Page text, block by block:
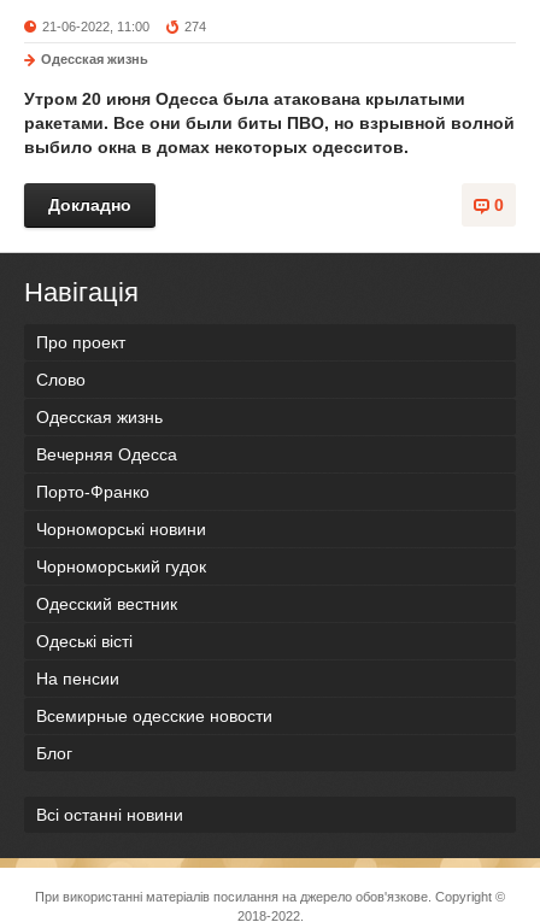
21-06-2022, 11:00 274
Одесская жизнь
Утром 20 июня Одесса была атакована крылатыми
ракетами. Все они были биты ПВО, но взрывной волной
выбило окна в домах некоторых одесситов.
0
Докладно
Навігація
Про проект
Слово
Одесская жизнь
Вечерняя Одесса
Порто-Франко
Чорноморські новини
Чорноморський гудок
Одесский вестник
Одеськi вiстi
На пенсии
Всемирные одесские новости
Блог
Всі останні новини
При використанні матеріалів посилання на джерело обов'язкове. Copyright ©
2018-2022.